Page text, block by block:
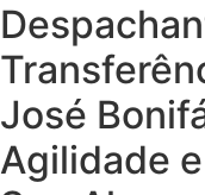
José
Agilidade